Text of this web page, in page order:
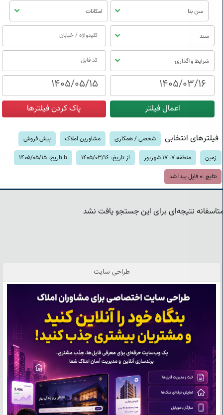
سن بنا امکانات
سند
شرایط واگذاری
فیلترهای انتخابی شخصی / همکاری مشاورین املاک پیش فروش
زمین منطقه 7: 17 شهریور از تاریخ: 1405/03/16 تا تاریخ: 1405/05/15
نتایج :0 فایل پیدا شد
نتیجه‌ای برای این جستجو یافت نشد
طراحی سایت